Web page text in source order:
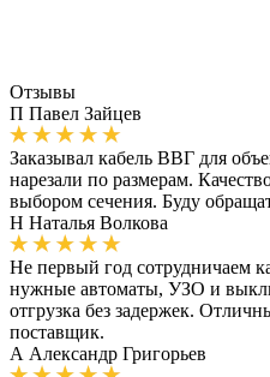
Отзывы
П Павел Зайцев
Заказывал кабель ВВГ для
нарезали по размерам.
выбором сечения. Буду
Н Наталья Волкова
Не первый год сотрудничаем
нужные автоматы, УЗО и
отгрузка без задержек.
поставщик.
А Александр Григорьев